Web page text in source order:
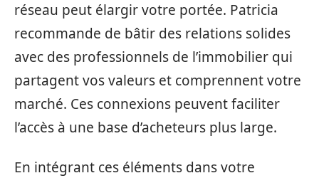
réseau peut élargir votre portée. Patricia
recommande de bâtir des relations solides
avec des professionnels de l’immobilier qui
partagent vos valeurs et comprennent votre
marché. Ces connexions peuvent faciliter
l’accès à une base d’acheteurs plus large.
En intégrant ces éléments dans votre